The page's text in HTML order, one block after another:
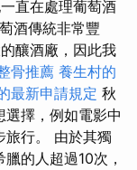
直在處理葡萄酒
酒傳統非常豐
釀酒廠，因此我
骨推薦 養生村的
最新申請規定 秋
擇，例如電影中
旅行。 由於其獨
的人超過10次，